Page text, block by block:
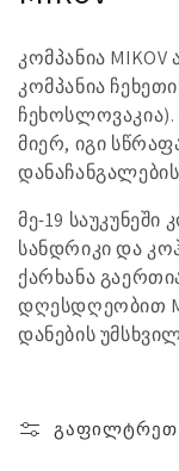
ო
ლ
ე
ქ
ც
ი
ა
კომპანია
კომპანია
ჩეხოსლოვაკია).
მიერ, იგი
მე-19
სანდრიკი და
ქარხანა
დღესდღეობით
დანების